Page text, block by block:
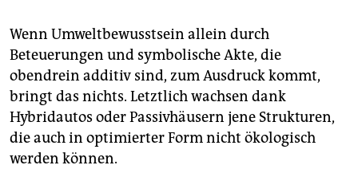
Wenn Umweltbewusstsein allein durch
Beteuerungen und symbolische Akte, die
obendrein additiv sind, zum Ausdruck kommt,
bringt das nichts. Letztlich wachsen dank
Hybridautos oder Passivhäusern jene Strukturen,
die auch in optimierter Form nicht ökologisch
werden können.